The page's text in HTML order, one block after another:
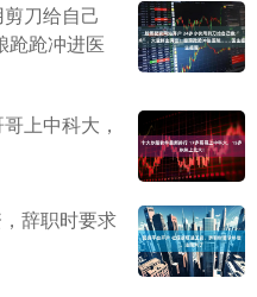
刀给自己
跄跄冲进医
上中科大，
辞职时要求